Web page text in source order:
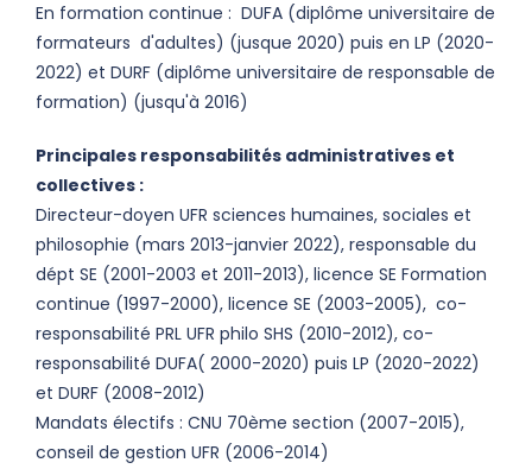
En formation continue : DUFA (diplôme universitaire de
formateurs d'adultes) (jusque 2020) puis en LP (2020-
2022) et DURF (diplôme universitaire de responsable de
formation) (jusqu'à 2016)
Principales responsabilités administratives et
collectives :
Directeur-doyen UFR sciences humaines, sociales et
philosophie (mars 2013-janvier 2022), responsable du
dépt SE (2001-2003 et 2011-2013), licence SE Formation
continue (1997-2000), licence SE (2003-2005), co-
responsabilité PRL UFR philo SHS (2010-2012), co-
responsabilité DUFA( 2000-2020) puis LP (2020-2022)
et DURF (2008-2012)
Mandats électifs : CNU 70ème section (2007-2015),
conseil de gestion UFR (2006-2014)